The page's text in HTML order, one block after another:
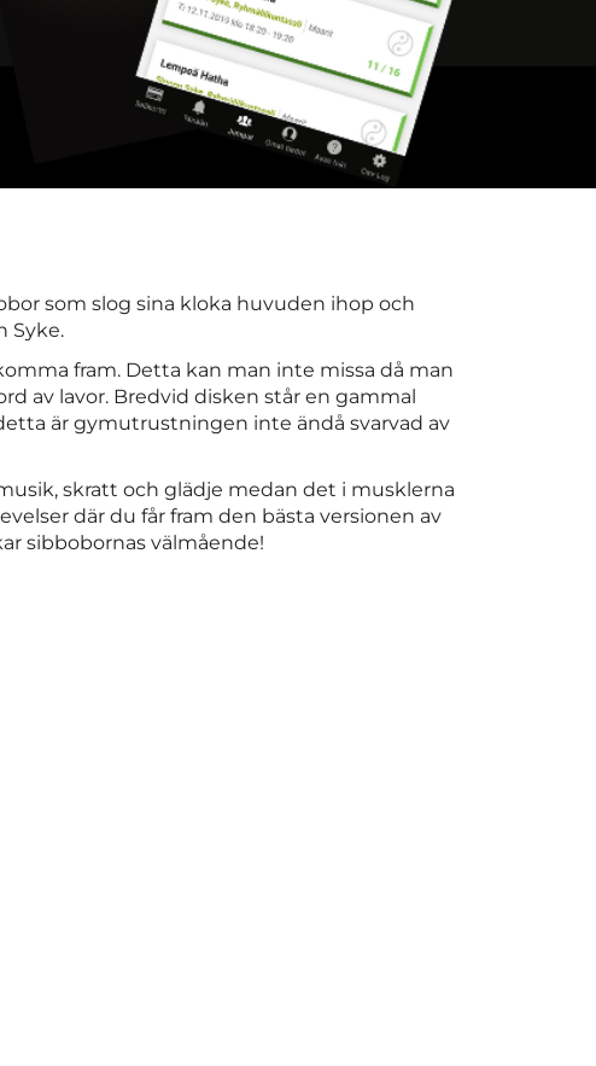
som slog sina kloka huvuden ihop och
Syke.
fram. Detta kan man inte missa då man
av lavor. Bredvid disken står en gammal
är gymutrustningen inte ändå svarvad av
skratt och glädje medan det i musklerna
där du får fram den bästa versionen av
sibbobornas välmående!